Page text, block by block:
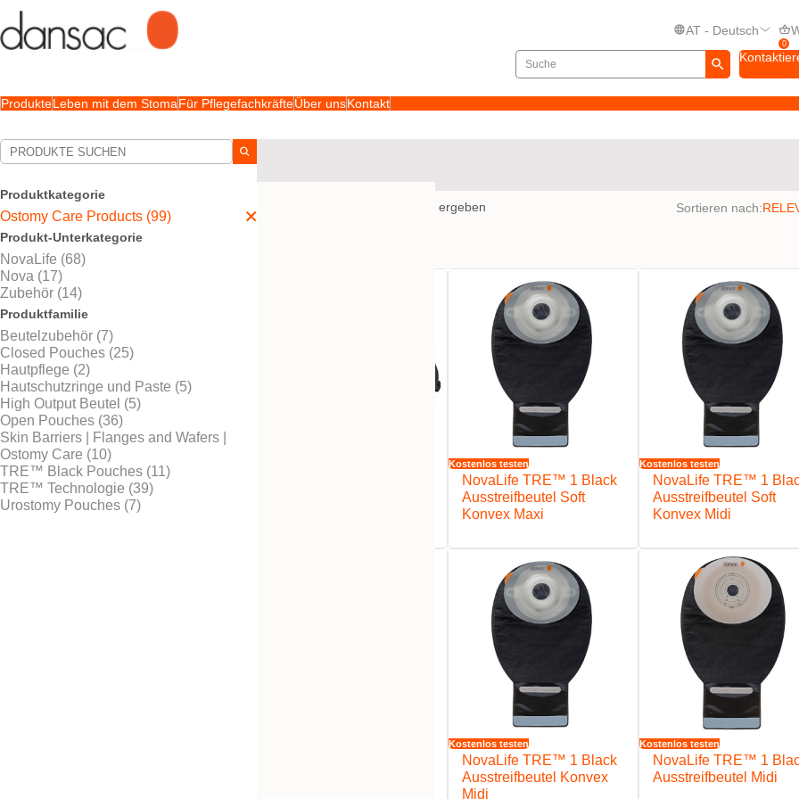
AT - Deutsch
0
ProdukteLeben mit dem StomaFür PflegefachkräfteÜber unsKontakt
Produktkategorie
Ostomy Care Products (99)
Produkt-Unterkategorie
NovaLife (68)
Nova (17)
Zubehör (14)
Produktfamilie
Beutelzubehör (7)
Closed Pouches (25)
Hautpflege (2)
Hautschutzringe und Paste (5)
High Output Beutel (5)
Open Pouches (36)
Skin Barriers | Flanges and Wafers |
Ostomy Care (10)
TRE™ Black Pouches (11)
TRE™ Technologie (39)
Urostomy Pouches (7)
Ergebnisse ergeben Sortieren nach:
Kostenlos testen
NovaLife TRE™ 1 Black
Ausstreifbeutel Soft
Konvex Maxi
Kostenlos testen
NovaLife TRE™ 1
Ausstreifbeutel Soft
Konvex Midi
Kostenlos testen
NovaLife TRE™ 1 Black
Ausstreifbeutel Konvex
Midi
Kostenlos testen
NovaLife TRE™ 1
Ausstreifbeutel Midi